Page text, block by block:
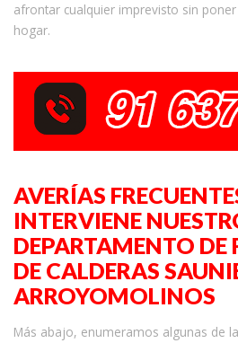
afrontar cualquier imprevisto sin
hogar.
AVERÍAS
INTERVIENE
DEPARTAMENTO DE
DE CALDERAS
ARROYOMOLINOS
Más abajo, enumeramos algunas de